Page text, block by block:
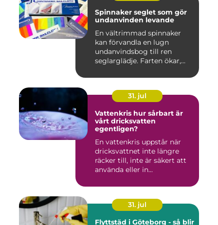
Spinnaker seglet som gör
undanvinden levande
En vältrimmad spinnaker
kan förvandla en lugn
undanvindsbog till ren
seglarglädje. Farten ökar,
31. jul
Vattenkris hur sårbart är
vårt dricksvatten
egentligen?
En vattenkris uppstår när
dricksvattnet inte längre
räcker till, inte är säkert att
använda eller in...
31. jul
Flyttstäd i Göteborg - så blir